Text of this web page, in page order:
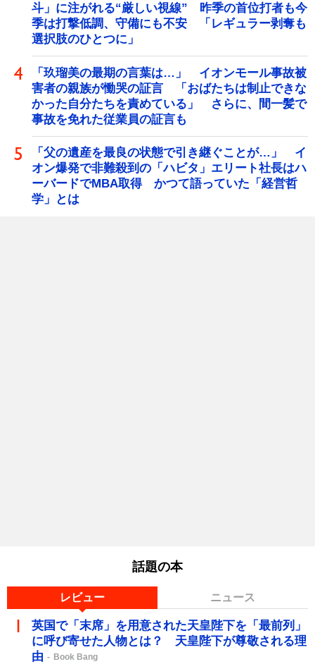
斗」に注がれる“厳しい視線” 昨季の首位打者も今
季は打撃低調、守備にも不安 「レギュラー剥奪も
選択肢のひとつに」
「玖瑠美の最期の言葉は…」 イオンモール事故被
害者の親族が慟哭の証言 「おばたちは制止できな
かった自分たちを責めている」 さらに、間一髪で
事故を免れた従業員の証言も
「父の遺産を最良の状態で引き継ぐことが…」 イ
オン爆発で非難殺到の「ハビタ」エリート社長はハ
ーバードでMBA取得 かつて語っていた「経営哲
学」とは
話題の本
レビュー ニュース
英国で「末席」を用意された天皇陛下を「最前列」
に呼び寄せた人物とは？ 天皇陛下が尊敬される理
由
Book Bang